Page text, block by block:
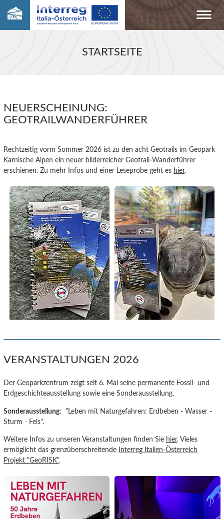
STARTSEITE
NEUERSCHEINUNG:
GEOTRAILWANDERFÜHRER
Rechtzeitig vorm Sommer 2026 ist zu den acht Geotrails im Geopark
Karnische Alpen ein neuer bilderreicher Geotrail-Wanderführer
erschienen. Zu mehr Infos und einer Leseprobe geht es hier.
VERANSTALTUNGEN 2026
Der Geoparkzentrum zeigt seit 6. Mai seine permanente Fossil- und
Erdgeschichteausstellung sowie eine Sonderausstellung.
Sonderausstellung: "Leben mit Naturgefahren: Erdbeben - Wasser -
Sturm - Fels".
Weitere Infos zu unseren Veranstaltungen finden Sie hier. Vieles
ermöglicht das grenzüberschreitende Interreg Italien-Österreich
Projekt "GeoRISK".